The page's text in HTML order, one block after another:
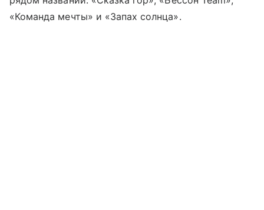
«Команда мечты» и «Запах солнца».